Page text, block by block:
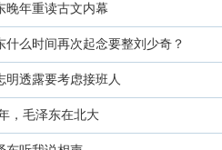
晚年重读古文内幕
什么时间再次起念要整刘少奇？
明透露要考虑接班人
，毛泽东在北大